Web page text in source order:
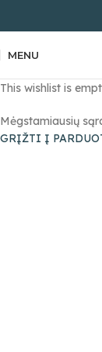
MENU
This wishlist is
Mėgstamiausių
GRĮŽTI Į